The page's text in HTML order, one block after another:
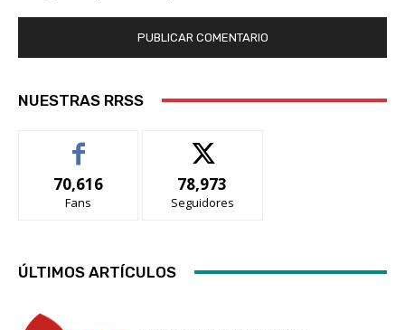
NUESTRAS RRSS
70,616
Fans
78,973
Seguidores
ÚLTIMOS ARTÍCULOS